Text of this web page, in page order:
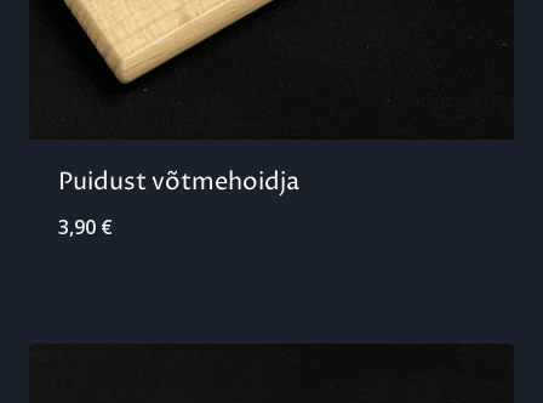
Puidust võtmehoidja
3,90 €